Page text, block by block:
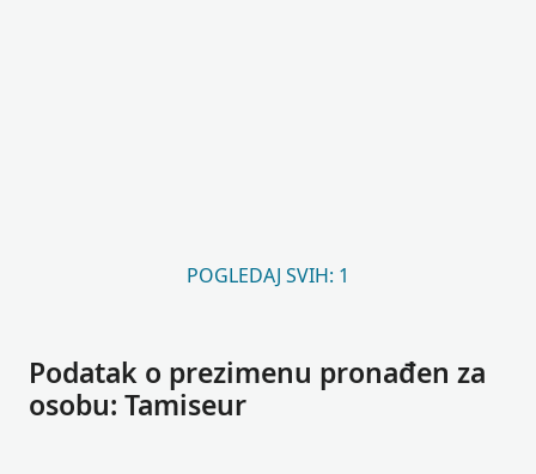
POGLEDAJ SVIH: 1
Podatak o prezimenu pronađen za
osobu: Tamiseur